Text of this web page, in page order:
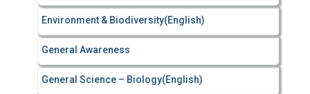
Environment & Biodiversity(English)
General Awareness
General Science – Biology(English)